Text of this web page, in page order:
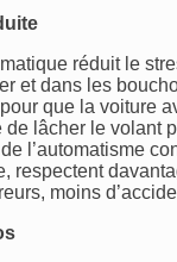
réduit le
et dans les
que la voiture
de lâcher le volant
l’automatisme
respectent
moins